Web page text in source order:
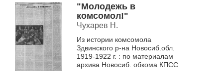
Новосибирска
"Молодежь в
комсомол!"
Чухарев Н.
Из истории комсомола
Здвинского р-на Новосиб.обл.
1919-1922 г. : по материалам
архива Новосиб. обкома КПСС